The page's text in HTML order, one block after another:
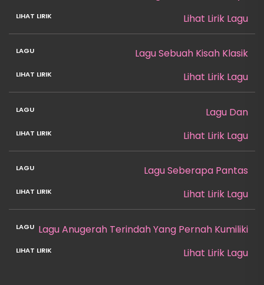
Lihat Lirik Lagu
Lagu Sebuah Kisah Klasik
Lihat Lirik Lagu
Lagu Dan
Lihat Lirik Lagu
Lagu Seberapa Pantas
Lihat Lirik Lagu
Lagu Anugerah Terindah Yang Pernah Kumiliki
Lihat Lirik Lagu